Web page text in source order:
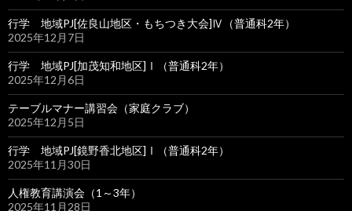
行学 地域PJ[佐良山地区・もちつき大会]Ⅳ（普通科2年）
2025年12月7日
行学 地域PJ[加茂知和地区]Ⅰ（普通科2年）
2025年12月6日
テーブルマナー講習会（家庭クラブ）
2025年12月5日
行学 地域PJ[鏡野香北地区]Ⅰ（普通科2年）
2025年11月30日
人権教育講演会（1～3年）
2025年11月28日